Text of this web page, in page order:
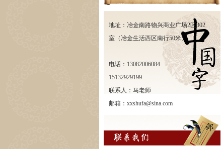
地址：冶金南路物兴商业广场2区302
室（冶金生活西区南行50米）
电话：13082006084
15132929199
联系人：马老师
邮箱：xxshufa@sina.com